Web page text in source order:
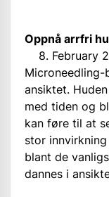
Oppnå arrfri
8. February
ansiktet.
med tiden og
kan føre til at
stor
blant de
dannes i